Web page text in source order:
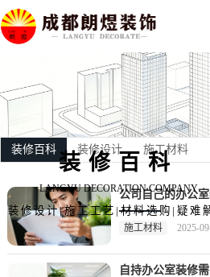
装修百科
LANGYU DECORATION COMPANY
装修设计|施工工艺|材料选购|疑难
装修百科 装修设计 施工材料
公司自己的办公
施工材料 2025-
自持办公室装修